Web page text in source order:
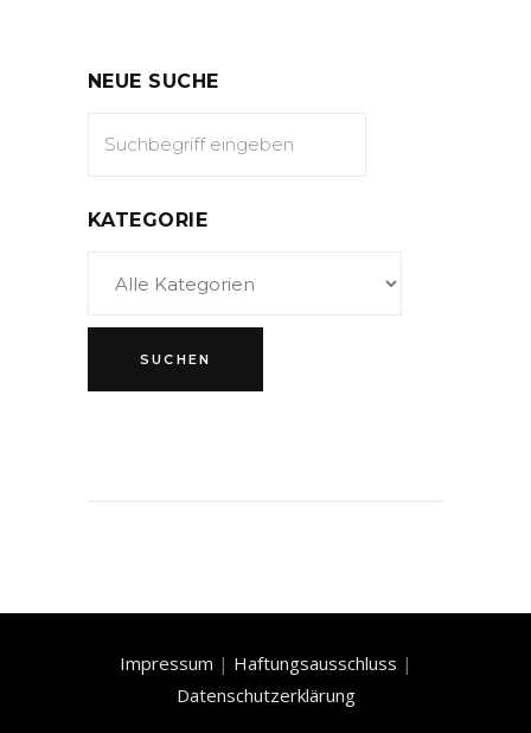
NEUE SUCHE
KATEGORIE
Impressum | Haftungsausschluss |
Datenschutzerklärung